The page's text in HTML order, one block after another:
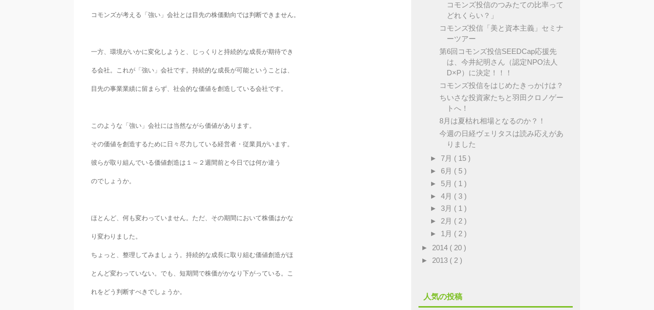
コモンズが考える「強い」会社とは目先の株価動向では判断できません。
一方、環境がいかに変化しようと、じっくりと持続的な成長が期待でき
る会社。これが「強い」会社です。持続的な成長が可能ということは、
目先の事業業績に留まらず、社会的な価値を創造している会社です。
このような「強い」会社には当然ながら価値があります。
その価値を創 造するために日々尽力している経営者・従業員がいます。
彼らが取 り組んでいる価値創造は１～２週間前と今日では何か違う
のでしょう か。
ほとんど、何も変わっていません。ただ、その期間において株価はかな
り変わりました。
ちょっと、整理してみましょう。持続的な成長に取り組む価値創造がほ
とんど変わっていない。でも、短期間で株価がかなり下がっている。こ
れをどう判断すべきでしょうか。
コモンズ投信のつみたての比率って
どれくらい？」
コモンズ投信「美と資本主義」セミナ
ーツアー
第6回コモンズ投信SEEDCap応援先
は、今井紀明さん（認定NPO法人
D×P）に決定！！！
コモンズ投信をはじめたきっかけは？
ちいさな投資家たちと羽田クロノゲー
トへ！
8月は夏枯れ相場となるのか？！
今週の日経ヴェリタスは読み応えがあ
りました
►7月 ( 15 )
► 6月 ( 5 )
► 5月 ( 1 )
►4月 ( 3 )
►3月 ( 1 )
► 2月 ( 2 )
► 1月 ( 2 )
► 2014 ( 20 )
► 2013 ( 2 )
人気の投稿